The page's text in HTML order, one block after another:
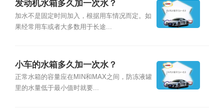
发动机水箱多久加一次水？
加水不是固定时间加入，根据用车情况而定。如
果经常用车或者大多数用于长途...
小车的水箱多久加一次水？
正常水箱的容量应在MIN和MAX之间，防冻液罐
里的水量低于最小值时就要...